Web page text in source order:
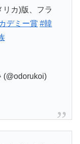
カ)版、フラ
デミー賞 #韓